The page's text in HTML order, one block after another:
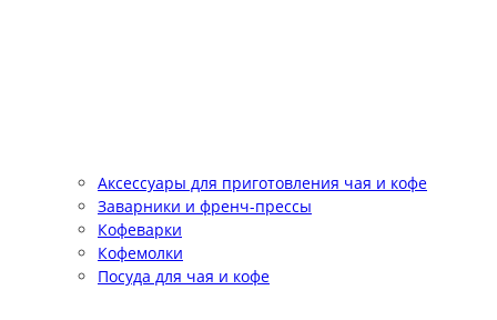
Аксессуары для приготовления чая и кофе
Заварники и френч-прессы
Кофеварки
Кофемолки
Посуда для чая и кофе